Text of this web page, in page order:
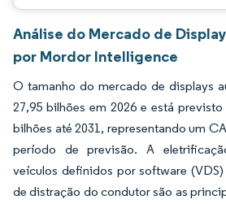
Análise do Mercado de
por Mordor Intelligence
O tamanho do mercado de displays
27,95 bilhões em 2026 e está
bilhões até 2031, representando um
período de previsão. A
veículos definidos por software
de distração do condutor são as